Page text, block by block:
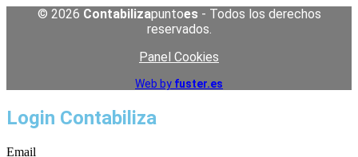
© 2026 Contabilizapuntoes- Todos los derechos
reservados.
Panel Cookies
Web by fuster.es
Login Contabiliza
Email